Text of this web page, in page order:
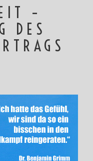
–
DES